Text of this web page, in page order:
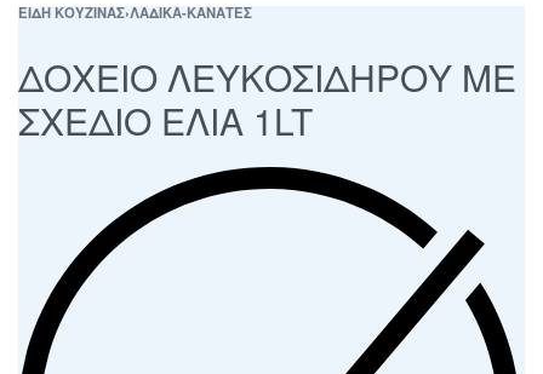
ΕΙΔΗ ΚΟΥΖΙΝΑΣ›ΛΑΔΙΚΑ-ΚΑΝΑΤΕΣ
ΔΟΧΕΙΟ ΛΕΥΚΟΣΙΔΗΡΟΥ ΜΕ
ΣΧΕΔΙΟ ΕΛΙΑ 1LT